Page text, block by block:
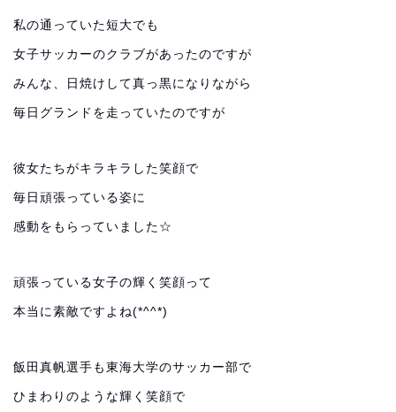
私の通っていた短大でも
女子サッカーのクラブがあったのですが
みんな、日焼けして真っ黒になりながら
毎日グランドを走っていたのですが
彼女たちがキラキラした笑顔で
毎日頑張っている姿に
感動をもらっていました☆
頑張っている女子の輝く笑顔って
本当に素敵ですよね(*^^*)
飯田真帆選手も東海大学のサッカー部で
ひまわりのような輝く笑顔で